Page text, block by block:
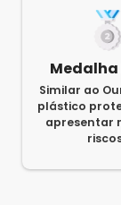
Similar ao
plástico
apresentar